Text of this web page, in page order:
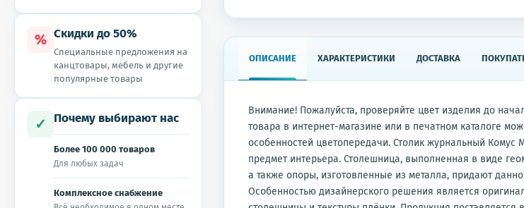
ОПИСАНИЕ ХАРАКТЕРИСТИКИ ДОСТАВКА
‪Внимание! Пожалуйста, проверяйте цвет изделия до‬
товара в‬ ‪интернет-магазине или в‬ ‪печатном каталоге
особенностей цветопередачи‬‪.‬ ‪Столик журнальный
предмет интерьера. Столешница, выполненная в‬ ‪виде
а‬ ‪также опоры, изготовленные из‬ ‪металла, придают
Особенностью дизайнерского решения является
% Скидки до 50%
Специальные предложения на
канцтовары, мебель и другие
популярные товары
✓ Почему выбирают нас
Более 100 000 товаров
Для любых задач
Комплексное снабжение